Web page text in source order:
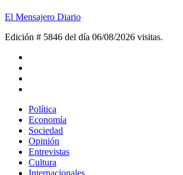
El Mensajero Diario
Edición # 5846 del día 06/08/2026 visitas.
Política
Economía
Sociedad
Opinión
Entrevistas
Cultura